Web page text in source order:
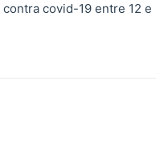
covid-19 entre 12 e